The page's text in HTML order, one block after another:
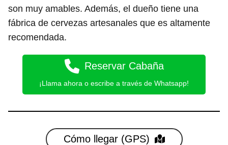
son muy amables. Además, el dueño tiene una
fábrica de cervezas artesanales que es altamente
recomendada.
Reservar Cabaña
¡Llama ahora o escribe a través de Whatsapp!
Cómo llegar (GPS)